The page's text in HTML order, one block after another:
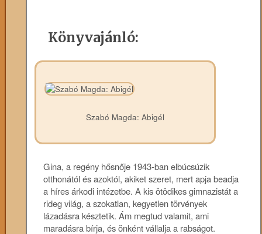
Könyvajánló:
Szabó Magda: Abigél
Gina, a regény hősnője 1943-ban elbúcsúzik
otthonától és azoktól, akiket szeret, mert apja beadja
a híres árkodi intézetbe. A kis ötödikes gimnazistát a
rideg világ, a szokatlan, kegyetlen törvények
lázadásra késztetik. Ám megtud valamit, ami
maradásra bírja, és önként vállalja a rabságot.